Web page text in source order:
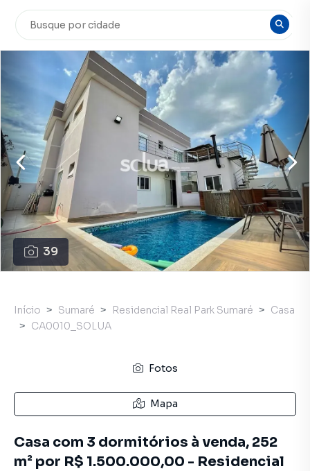
39
Início Sumaré Residencial Real Park Sumaré
Casa
CA0010_SOLUA
Fotos
Mapa
Casa com 3 dormitórios à venda, 252
m² por R$ 1.500.000,00 - Residencial